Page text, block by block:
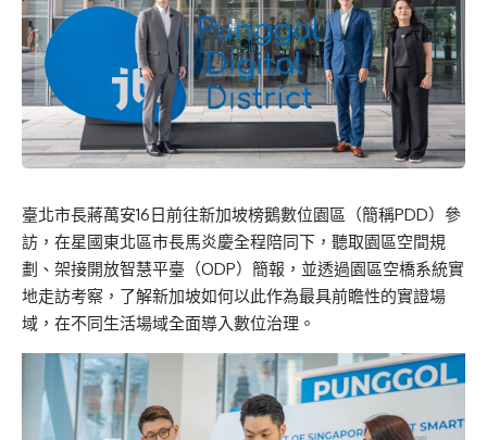
臺北市長蔣萬安16日前往新加坡榜鵝數位園區（簡稱PDD）參
訪，在星國東北區市長馬炎慶全程陪同下，聽取園區空間規
劃、架接開放智慧平臺（ODP）簡報，並透過園區空橋系統實
地走訪考察，了解新加坡如何以此作為最具前瞻性的實證場
域，在不同生活場域全面導入數位治理。